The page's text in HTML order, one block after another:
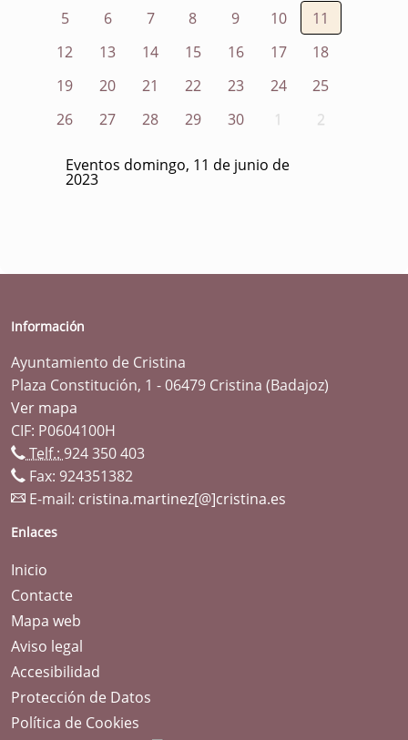
5
6 7 8 9 10
11
12
13 14 15 16 17
18
19
20 21 22 23 24
25
26
27 28 29 30 1 2
Eventos domingo, 11 de junio de
2023
Información
Ayuntamiento de Cristina
Plaza Constitución, 1 - 06479 Cristina (Badajoz)
Ver mapa
CIF: P0604100H
Telf.: 924 350 403
Fax: 924351382
E-mail: cristina.martinez[@]cristina.es
Enlaces
Inicio
Contacte
Mapa web
Aviso legal
Accesibilidad
Protección de Datos
Política de Cookies